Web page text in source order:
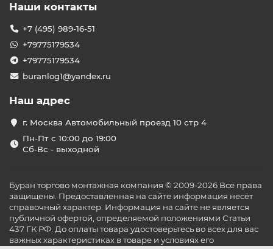
Наши контакты
+7 (495) 989-16-51
+79775179534
+79775179534
buranlog1@yandex.ru
Наш адрес
г. Москва Автомобильный проезд 10 стр 4
Пн-Пт с 10:00 до 19:00
Сб-Вс - выходной
Буран торгово монтажная компания © 2009-2026 Все права
защищены. Предоставленная на сайте информация несёт
справочный характер. Информация на сайте не является
публичной офертой, определяемой положениями Статьи
437 ГК РФ. До оплаты товара удостоверьтесь во всех для вас
важных характеристиках в товаре и условиях его